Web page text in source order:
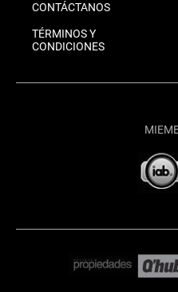
CONTÁCTANOS
TÉRMINOS Y
CONDICIONES